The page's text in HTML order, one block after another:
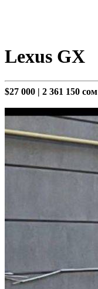
Lexus GX
$27 000 | 2 361 150 сом